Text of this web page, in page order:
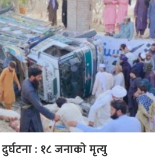
: १८ जनाको मृत्यु